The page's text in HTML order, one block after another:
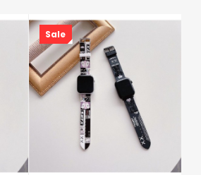
Sale